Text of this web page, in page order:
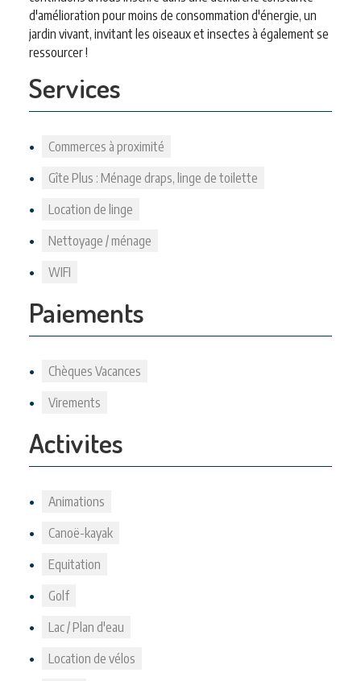
d'amélioration pour moins de consommation d'énergie, un
jardin vivant, invitant les oiseaux et insectes à également se
ressourcer !
Services
Commerces à proximité
Gîte Plus : Ménage draps, linge de toilette
Location de linge
Nettoyage / ménage
WIFI
Paiements
Chèques Vacances
Virements
Activites
Animations
Canoë-kayak
Equitation
Golf
Lac / Plan d'eau
Location de vélos